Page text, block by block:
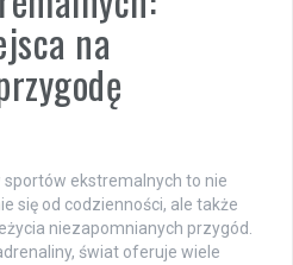
na
ekstremalnych to nie
się od codzienności, ale także
niezapomnianych przygód.
świat oferuje wiele